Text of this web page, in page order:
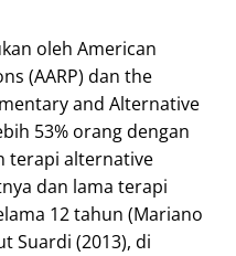
oleh American
(AARP) dan the
and Alternative
53% orang dengan
terapi alternative
dan lama terapi
12 tahun (Mariano
Suardi (2013), di